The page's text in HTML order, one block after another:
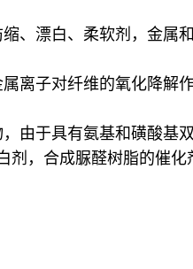
、漂白、柔软剂，金属
离子对纤维的氧化降解
由于具有氨基和磺酸基
剂，合成脲醛树脂的催化